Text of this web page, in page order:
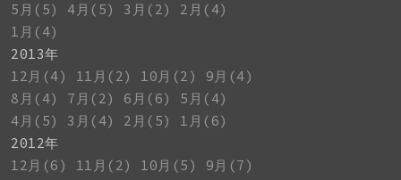
5月(5)
4月(5) 3月(2)
2月(4)
1月(4)
2013年
12月(4)
11月(2) 10月(2)
9月(4)
8月(4)
7月(2) 6月(6)
5月(4)
4月(5)
3月(4) 2月(5)
1月(6)
2012年
12月(6)
11月(2) 10月(5)
9月(7)